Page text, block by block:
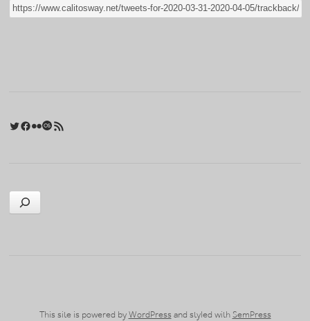
Twitter
Facebook
FlickrLast.fm
검색
This site is powered by WordPress and styled with SemPress